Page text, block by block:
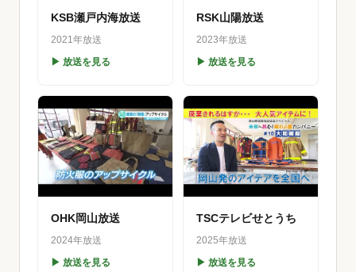
KSB瀬戸内海放送
2021年放送
▶ 放送を見る
RSK山陽放送
2023年放送
▶ 放送を見る
OHK岡山放送
2024年放送
▶ 放送を見る
TSCテレビせとうち
2025年放送
▶ 放送を見る